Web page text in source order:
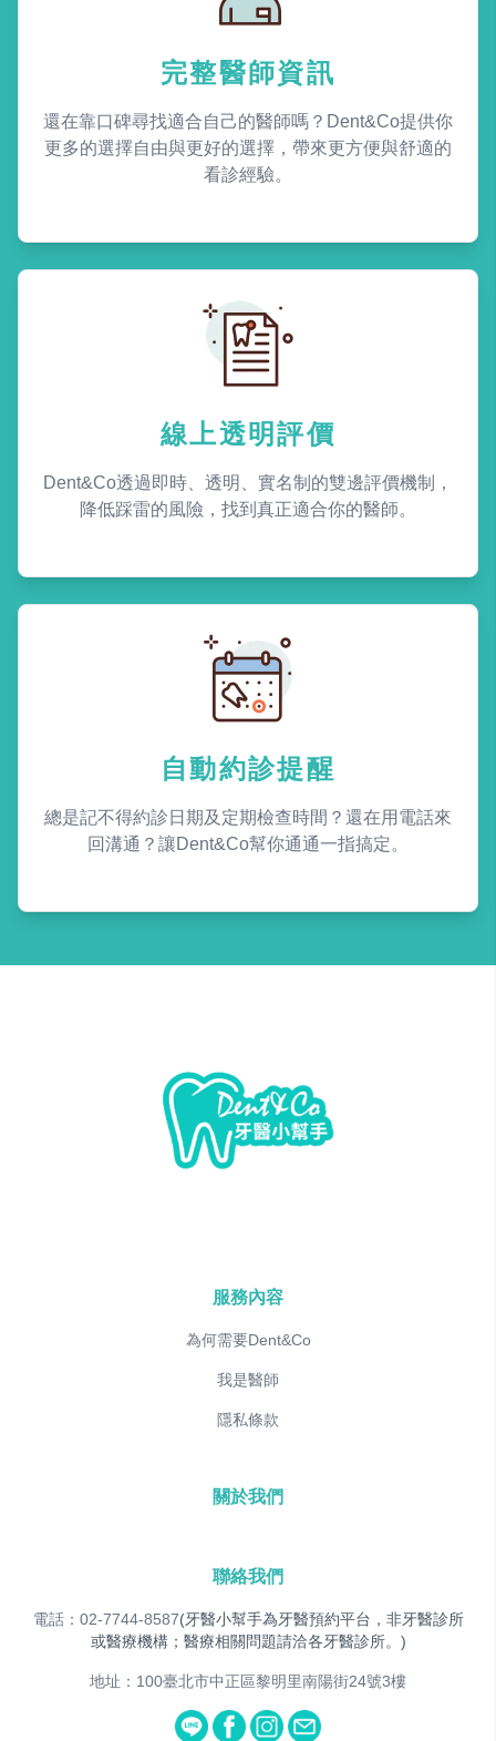
完整醫師資訊
還在靠口碑尋找適合自己的醫師嗎？Dent&Co提供你
更多的選擇自由與更好的選擇，帶來更方便與舒適的
看診經驗。
線上透明評價
Dent&Co透過即時、透明、實名制的雙邊評價機制，
降低踩雷的風險，找到真正適合你的醫師。
自動約診提醒
總是記不得約診日期及定期檢查時間？還在用電話來
回溝通？讓Dent&Co幫你通通一指搞定。
服務內容
為何需要Dent&Co
我是醫師
隱私條款
關於我們
聯絡我們
電話：02-7744-8587(牙醫小幫手為牙醫預約平台，非牙醫診所
或醫療機構；醫療相關問題請洽各牙醫診所。)
地址：100臺北市中正區黎明里南陽街24號3樓